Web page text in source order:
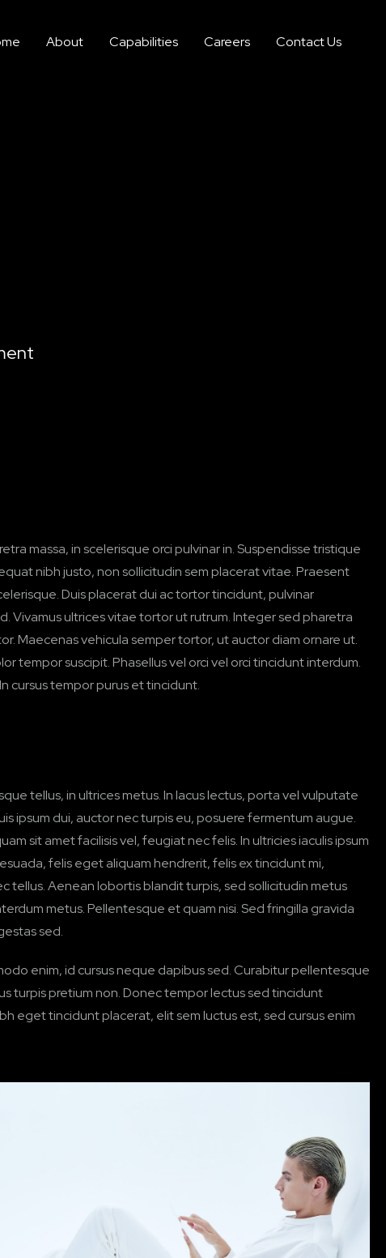
About Capabilities Careers Contact Us
massa, in scelerisque orci pulvinar in. Suspendisse tristique
nibh justo, non sollicitudin sem placerat vitae. Praesent
Duis placerat dui ac tortor tincidunt, pulvinar
Vivamus ultrices vitae tortor ut rutrum. Integer sed pharetra
Maecenas vehicula semper tortor, ut auctor diam ornare ut.
tempor suscipit. Phasellus vel orci vel orci tincidunt interdum.
cursus tempor purus et tincidunt.
tellus, in ultrices metus. In lacus lectus, porta vel vulputate
ipsum dui, auctor nec turpis eu, posuere fermentum augue.
sit amet facilisis vel, feugiat nec felis. In ultricies iaculis ipsum
felis eget aliquam hendrerit, felis ex tincidunt mi,
tellus. Aenean lobortis blandit turpis, sed sollicitudin metus
metus. Pellentesque et quam nisi. Sed fringilla gravida
sed.
enim, id cursus neque dapibus sed. Curabitur pellentesque
turpis pretium non. Donec tempor lectus sed tincidunt
eget tincidunt placerat, elit sem luctus est, sed cursus enim